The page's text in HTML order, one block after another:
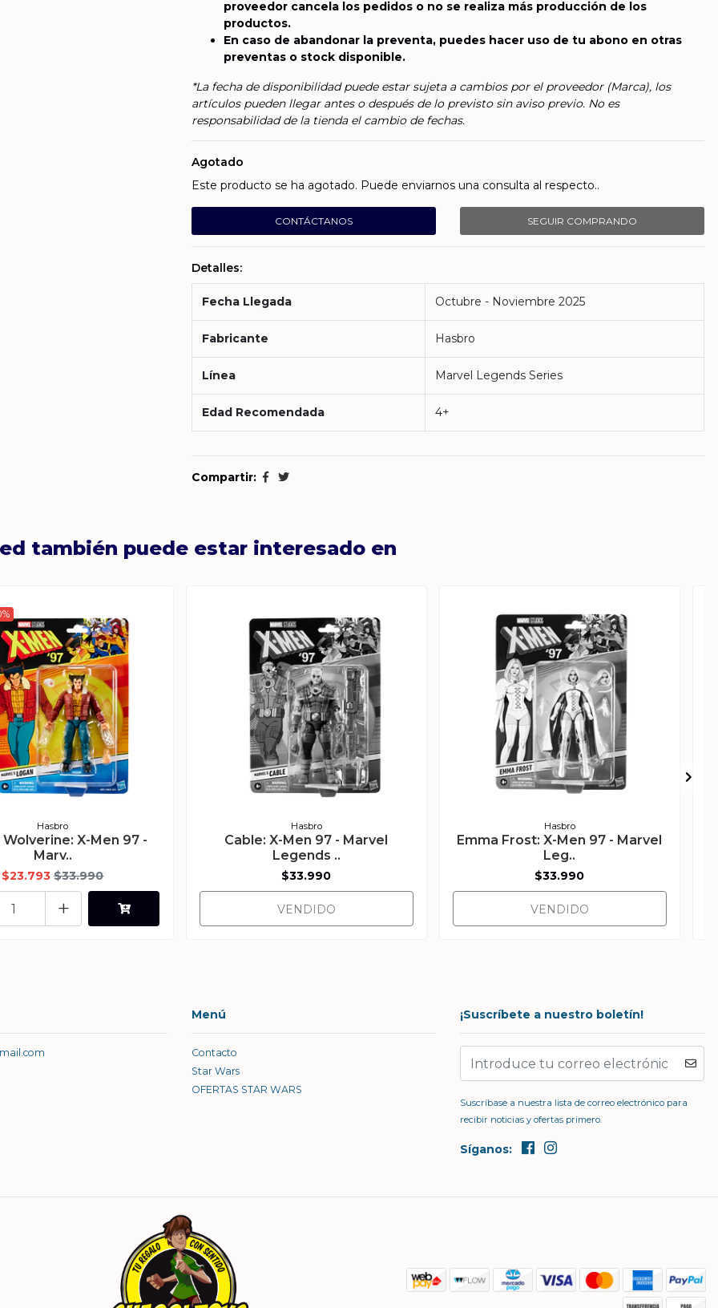
proveedor cancela los pedidos o no se realiza más producción de los
productos.
En caso de abandonar la preventa, puedes hacer uso de tu abono en otras
preventas o stock disponible.
*La fecha de disponibilidad puede estar sujeta a cambios por el proveedor (Marca), los
artículos pueden llegar antes o después de lo previsto sin aviso previo. No es
responsabilidad de la tienda el cambio de fechas.
Agotado
Este producto se ha agotado. Puede enviarnos una consulta al respecto..
CONTÁCTANOS SEGUIR COMPRANDO
Detalles:
Fecha Llegada Octubre - Noviembre 2025
Fabricante Hasbro
Línea Marvel Legends Series
Edad Recomendada 4+
Compartir:
también puede estar interesado en
Hasbro
X-Men 97 -
Marv..
$23.793 $33.990
+
Hasbro
Cable: X-Men 97 - Marvel
Legends ..
$33.990
VENDIDO
Hasbro
Emma Frost: X-Men 97 - Marvel
Leg..
$33.990
VENDIDO
Menú
Contacto
Star Wars
OFERTAS STAR WARS
¡Suscríbete a nuestro boletín!
Suscríbase a nuestra lista de correo electrónico para
recibir noticias y ofertas primero.
Síganos: